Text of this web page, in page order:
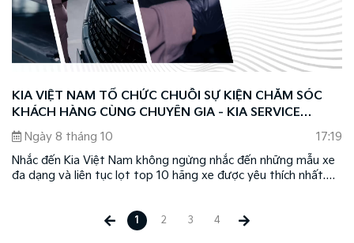
KIA VIỆT NAM TỔ CHỨC CHUỖI SỰ KIỆN CHĂM SÓC
KHÁCH HÀNG CÙNG CHUYÊN GIA - KIA SERVICE
CLINIC 2024
Ngày 8 tháng 10
17:19
Nhắc đến Kia Việt Nam không ngừng nhắc đến những mẫu xe
đa dạng và liên tục lọt top 10 hãng xe được yêu thích nhất.
1 2 3 4